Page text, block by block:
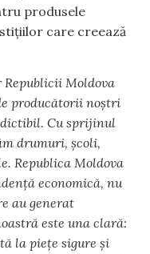
produsele
care creează
Moldova
producătorii noștri
Cu sprijinul
drumuri, școli,
Republica Moldova
economică, nu
au generat
este una clară:
la piețe sigure și